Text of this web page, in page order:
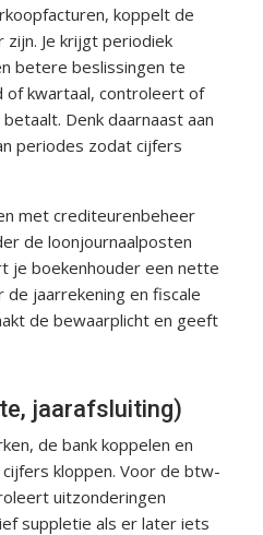
koppelt de
Je krijgt periodiek
betere beslissingen te
of kwartaal, controleert of
Denk daarnaast aan
periodes zodat cijfers
met crediteurenbeheer
de loonjournaalposten
je boekenhouder een nette
jaarrekening en fiscale
de bewaarplicht en geeft
jaarafsluiting)
de bank koppelen en
kloppen. Voor de btw-
uitzonderingen
suppletie als er later iets